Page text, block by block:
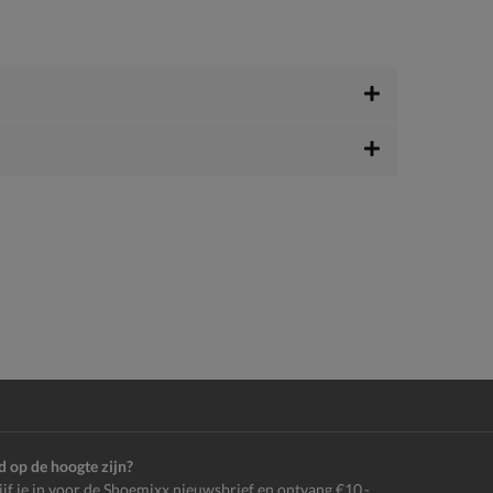
op de hoogte zijn?
je in voor de Shoemixx nieuwsbrief en ontvang €10,-